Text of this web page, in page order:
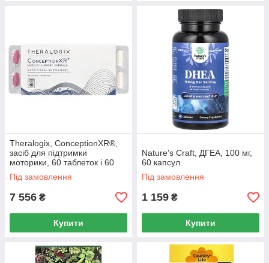
Theralogix, ConceptionXR®,
засіб для підтримки
моторики, 60 таблеток і 60
капсул
Під замовлення
7 556 ₴
Купити
Nature's Craft, ДГЕА, 100 мг,
60 капсул
Під замовлення
1 159 ₴
Купити